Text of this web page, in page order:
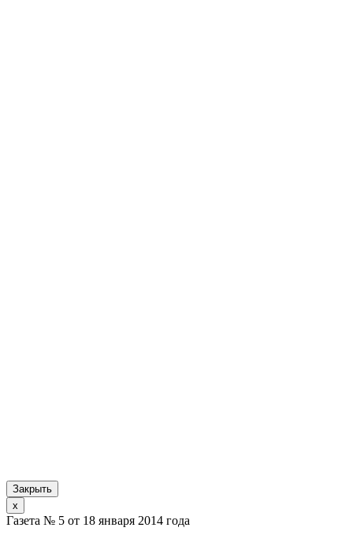
Закрыть
x
Газета № 5 от 18 января 2014 года